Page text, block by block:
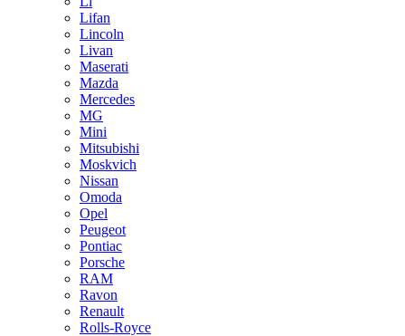
Lifan
Lincoln
Livan
Maserati
Mazda
Mercedes
MG
Mini
Mitsubishi
Moskvich
Nissan
Omoda
Opel
Peugeot
Pontiac
Porsche
RAM
Ravon
Renault
Rolls-Royce